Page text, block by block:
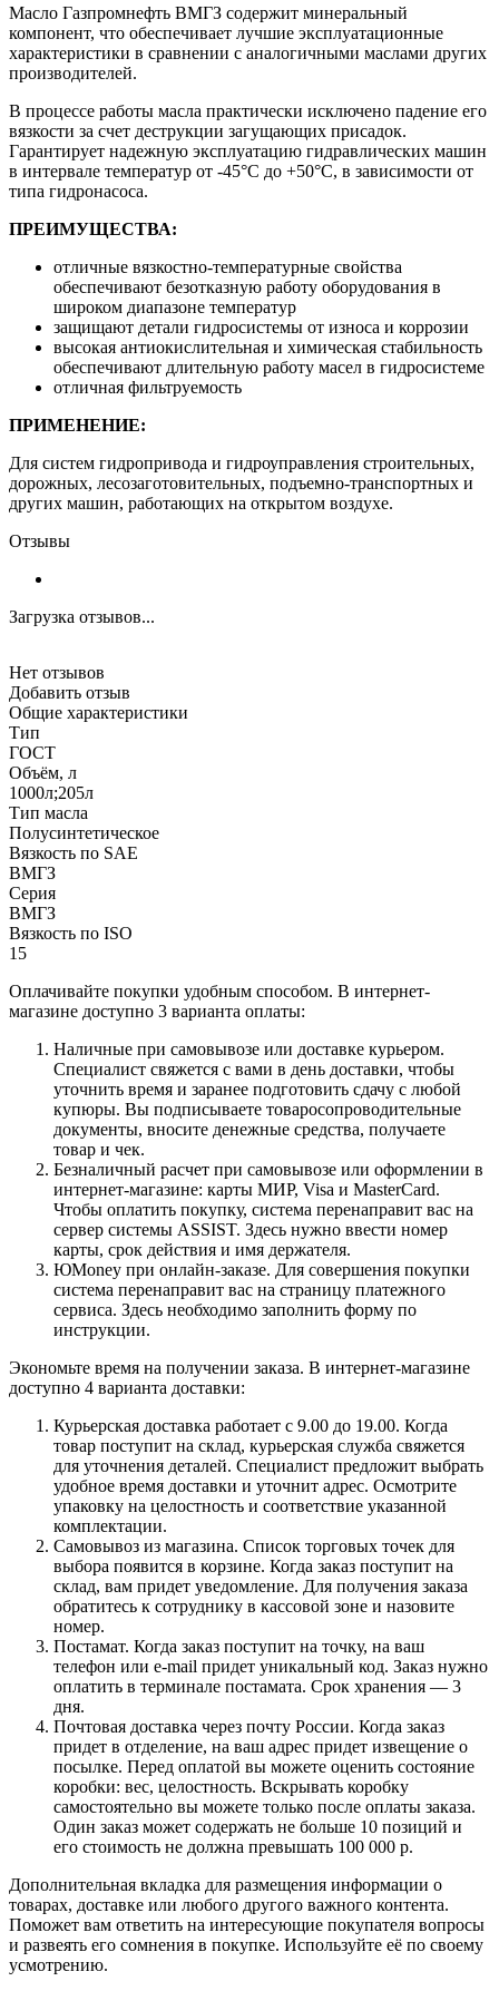
Масло Газпромнефть ВМГЗ содержит минеральный
компонент, что обеспечивает лучшие эксплуатационные
характеристики в сравнении с аналогичными маслами других
производителей.
В процессе работы масла практически исключено падение его
вязкости за счет деструкции загущающих присадок.
Гарантирует надежную эксплуатацию гидравлических машин
в интервале температур от -45°С до +50°С, в зависимости от
типа гидронасоса.
ПРЕИМУЩЕСТВА:
отличные вязкостно-температурные свойства
обеспечивают безотказную работу оборудования в
широком диапазоне температур
защищают детали гидросистемы от износа и коррозии
высокая антиокислительная и химическая стабильность
обеспечивают длительную работу масел в гидросистеме
отличная фильтруемость
ПРИМЕНЕНИЕ:
Для систем гидропривода и гидроуправления строительных,
дорожных, лесозаготовительных, подъемно-транспортных и
других машин, работающих на открытом воздухе.
Отзывы
Загрузка отзывов...
Нет отзывов
Добавить отзыв
Общие характеристики
Тип
ГОСТ
Объём, л
1000л;205л
Тип масла
Полусинтетическое
Вязкость по SAE
ВМГЗ
Серия
ВМГЗ
Вязкость по ISO
15
Оплачивайте покупки удобным способом. В интернет-
магазине доступно 3 варианта оплаты:
Наличные при самовывозе или доставке курьером.
Специалист свяжется с вами в день доставки, чтобы
уточнить время и заранее подготовить сдачу с любой
купюры. Вы подписываете товаросопроводительные
документы, вносите денежные средства, получаете
товар и чек.
Безналичный расчет при самовывозе или оформлении в
интернет-магазине: карты МИР, Visa и MasterCard.
Чтобы оплатить покупку, система перенаправит вас на
сервер системы ASSIST. Здесь нужно ввести номер
карты, срок действия и имя держателя.
ЮMoney при онлайн-заказе. Для совершения покупки
система перенаправит вас на страницу платежного
сервиса. Здесь необходимо заполнить форму по
инструкции.
Экономьте время на получении заказа. В интернет-магазине
доступно 4 варианта доставки:
Курьерская доставка работает с 9.00 до 19.00. Когда
товар поступит на склад, курьерская служба свяжется
для уточнения деталей. Специалист предложит выбрать
удобное время доставки и уточнит адрес. Осмотрите
упаковку на целостность и соответствие указанной
комплектации.
Самовывоз из магазина. Список торговых точек для
выбора появится в корзине. Когда заказ поступит на
склад, вам придет уведомление. Для получения заказа
обратитесь к сотруднику в кассовой зоне и назовите
номер.
Постамат. Когда заказ поступит на точку, на ваш
телефон или e-mail придет уникальный код. Заказ нужно
оплатить в терминале постамата. Срок хранения — 3
дня.
Почтовая доставка через почту России. Когда заказ
придет в отделение, на ваш адрес придет извещение о
посылке. Перед оплатой вы можете оценить состояние
коробки: вес, целостность. Вскрывать коробку
самостоятельно вы можете только после оплаты заказа.
Один заказ может содержать не больше 10 позиций и
его стоимость не должна превышать 100 000 р.
Дополнительная вкладка для размещения информации о
товарах, доставке или любого другого важного контента.
Поможет вам ответить на интересующие покупателя вопросы
и развеять его сомнения в покупке. Используйте её по своему
усмотрению.